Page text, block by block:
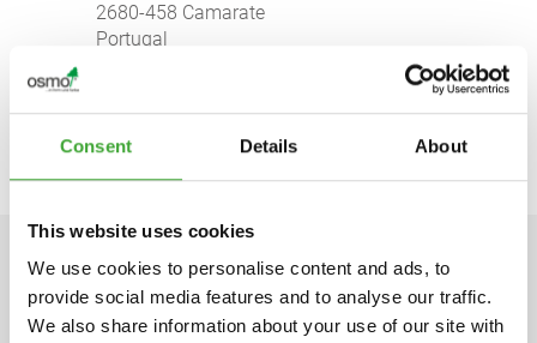
Consent Details About
This website uses cookies
We use cookies to personalise content and ads, to
provide social media features and to analyse our traffic.
We also share information about your use of our site with
2680-458 Camarate
Portugal
mail@jular.pt
DADOS TÉCNICOS